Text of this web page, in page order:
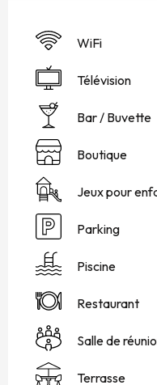
WiFi
Télévision
Bar / Buvette
Boutique
Jeux pour
Parking
Piscine
Restaurant
Salle de
Terrasse